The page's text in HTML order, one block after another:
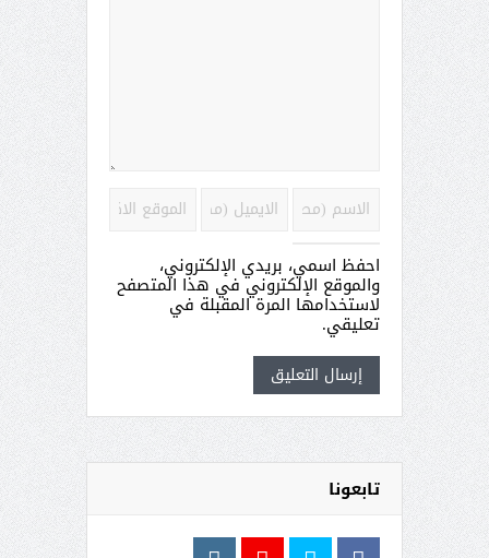
احفظ اسمي، بريدي الإلكتروني،
والموقع الإلكتروني في هذا المتصفح
لاستخدامها المرة المقبلة في
تعليقي.
تابعونا